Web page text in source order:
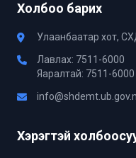
Холбоо барих
Улаанбаатар хот,
Лавлах: 7511-6000
Яаралтай: 7511-
Хэрэгтэй